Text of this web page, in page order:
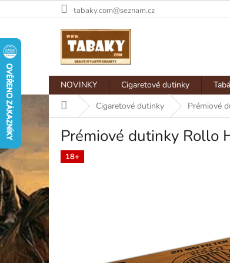
na
tabaky.com@seznam.cz
NOVINKY Cigaretové dutinky
Domů Cigaretové dutinky Prémiové
Prémiové dutinky Rollo
18+